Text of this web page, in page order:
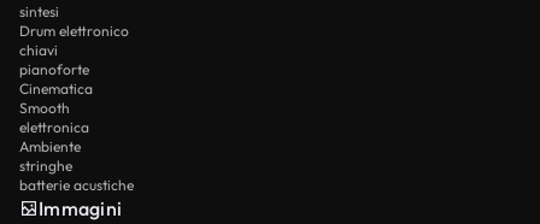
sintesi
Drum elettronico
chiavi
pianoforte
Cinematica
Smooth
elettronica
Ambiente
stringhe
batterie acustiche
Immagini